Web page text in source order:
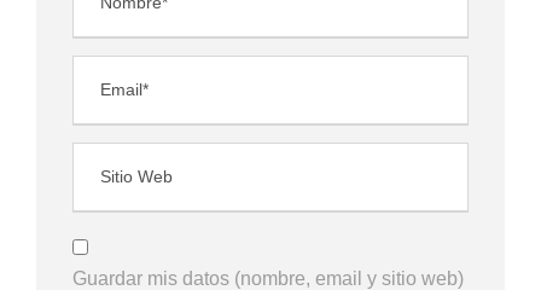
Guardar mis datos (nombre, email y sitio web)